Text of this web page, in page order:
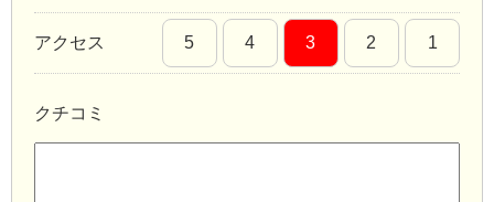
アクセス 5 4 3 2 1
クチコミ